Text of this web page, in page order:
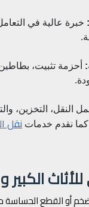
خبرة عالية في
أحزمة تثبيت،
النقل، التخزين،
نقدم خدمات نقل
أو القطع الحساسة